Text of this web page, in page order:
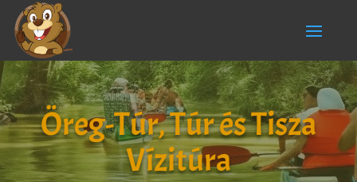
Öreg-Túr, Túr és Tisza
Vízitúra